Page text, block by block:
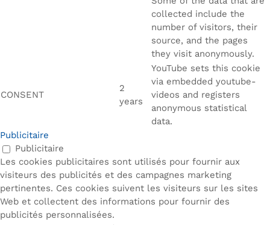
collected include the
number of visitors, their
source, and the pages
they visit anonymously.
CONSENT
2
years
YouTube sets this cookie
via embedded youtube-
videos and registers
anonymous statistical
data.
Publicitaire
Publicitaire
Les cookies publicitaires sont utilisés pour fournir aux
visiteurs des publicités et des campagnes marketing
pertinentes. Ces cookies suivent les visiteurs sur les sites
Web et collectent des informations pour fournir des
publicités personnalisées.